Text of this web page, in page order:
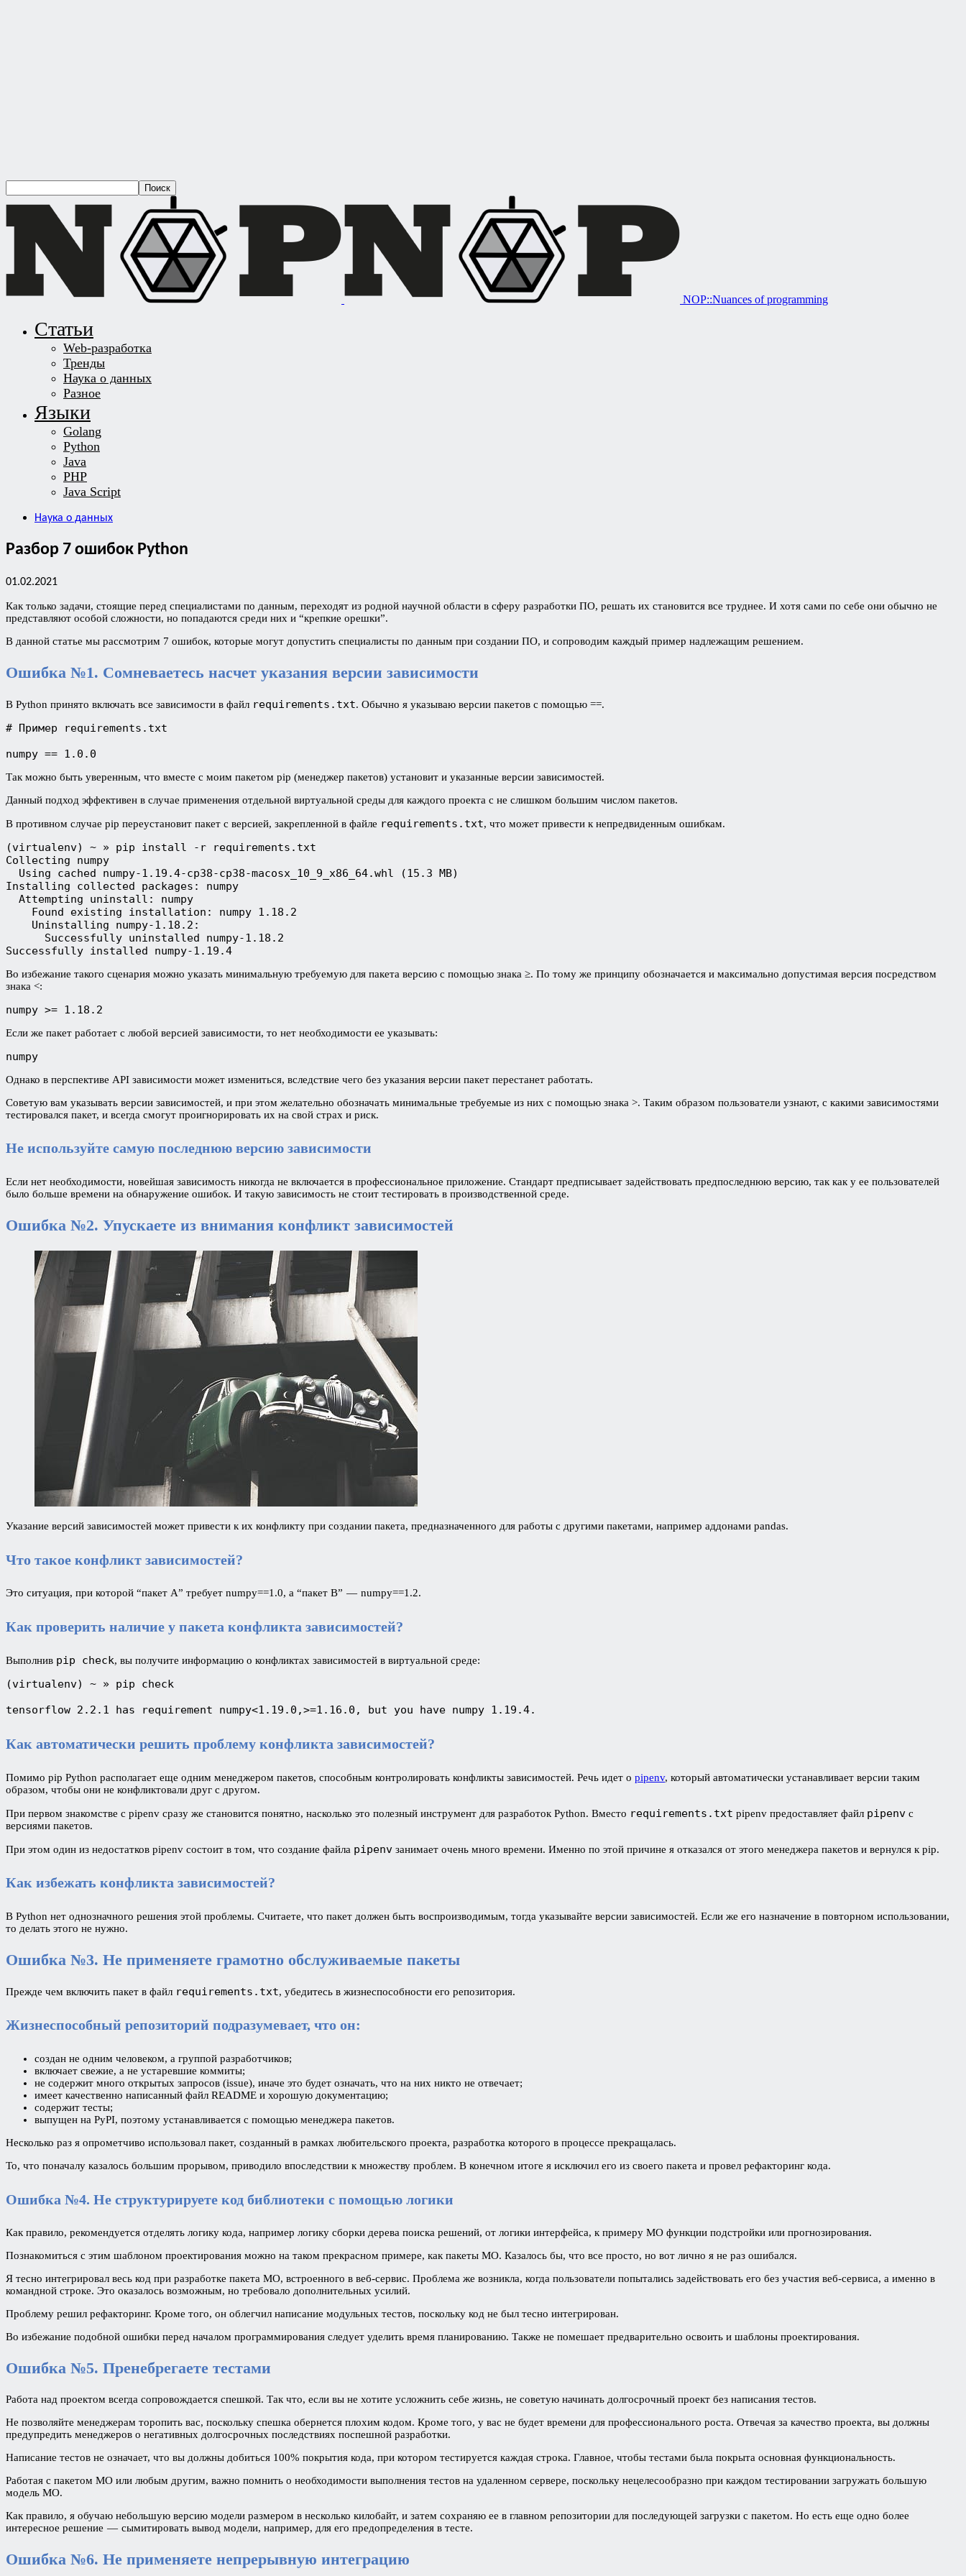
NOP::Nuances of programming
Статьи
Web-разработка
Тренды
Наука о данных
Разное
Языки
Golang
Python
Java
PHP
Java Script
Наука о данных
Разбор 7 ошибок Python
01.02.2021
Как только задачи, стоящие перед специалистами по данным, переходят из родной научной области в сферу разработки ПО, решать их становится все труднее. И хотя сами по себе они обычно не
представляют особой сложности, но попадаются среди них и “крепкие орешки”.
В данной статье мы рассмотрим 7 ошибок, которые могут допустить специалисты по данным при создании ПО, и сопроводим каждый пример надлежащим решением.
Ошибка №1. Сомневаетесь насчет указания версии зависимости
В Python принято включать все зависимости в файл requirements.txt. Обычно я указываю версии пакетов с помощью ==.
# Пример requirements.txt
numpy == 1.0.0
Так можно быть уверенным, что вместе с моим пакетом pip (менеджер пакетов) установит и указанные версии зависимостей.
Данный подход эффективен в случае применения отдельной виртуальной среды для каждого проекта с не слишком большим числом пакетов.
В противном случае pip переустановит пакет с версией, закрепленной в файле requirements.txt, что может привести к непредвиденным ошибкам.
(virtualenv) ~ » pip install -r requirements.txt
Collecting numpy
  Using cached numpy-1.19.4-cp38-cp38-macosx_10_9_x86_64.whl (15.3 MB)
Installing collected packages: numpy
  Attempting uninstall: numpy
    Found existing installation: numpy 1.18.2
    Uninstalling numpy-1.18.2:
      Successfully uninstalled numpy-1.18.2
Successfully installed numpy-1.19.4
Во избежание такого сценария можно указать минимальную требуемую для пакета версию с помощью знака ≥. По тому же принципу обозначается и максимально допустимая версия посредством
знака <:
numpy >= 1.18.2
Если же пакет работает с любой версией зависимости, то нет необходимости ее указывать:
numpy
Однако в перспективе API зависимости может измениться, вследствие чего без указания версии пакет перестанет работать.
Советую вам указывать версии зависимостей, и при этом желательно обозначать минимальные требуемые из них с помощью знака >. Таким образом пользователи узнают, с какими зависимостями
тестировался пакет, и всегда смогут проигнорировать их на свой страх и риск.
Не используйте самую последнюю версию зависимости
Если нет необходимости, новейшая зависимость никогда не включается в профессиональное приложение. Стандарт предписывает задействовать предпоследнюю версию, так как у ее пользователей
было больше времени на обнаружение ошибок. И такую зависимость не стоит тестировать в производственной среде.
Ошибка №2. Упускаете из внимания конфликт зависимостей
Указание версий зависимостей может привести к их конфликту при создании пакета, предназначенного для работы с другими пакетами, например аддонами pandas.
Что такое конфликт зависимостей?
Это ситуация, при которой “пакет А” требует numpy==1.0, а “пакет В” — numpy==1.2.
Как проверить наличие у пакета конфликта зависимостей?
Выполнив pip check, вы получите информацию о конфликтах зависимостей в виртуальной среде:
(virtualenv) ~ » pip check
tensorflow 2.2.1 has requirement numpy<1.19.0,>=1.16.0, but you have numpy 1.19.4.
Как автоматически решить проблему конфликта зависимостей?
Помимо рip Python располагает еще одним менеджером пакетов, способным контролировать конфликты зависимостей. Речь идет о pipenv, который автоматически устанавливает версии таким
образом, чтобы они не конфликтовали друг с другом.
При первом знакомстве с pipenv сразу же становится понятно, насколько это полезный инструмент для разработок Python. Вместо requirements.txt pipenv предоставляет файл pipenv с
версиями пакетов.
При этом один из недостатков pipenv состоит в том, что создание файла pipenv занимает очень много времени. Именно по этой причине я отказался от этого менеджера пакетов и вернулся к pip.
Как избежать конфликта зависимостей?
В Python нет однозначного решения этой проблемы. Считаете, что пакет должен быть воспроизводимым, тогда указывайте версии зависимостей. Если же его назначение в повторном использовании,
то делать этого не нужно.
Ошибка №3. Не применяете грамотно обслуживаемые пакеты
Прежде чем включить пакет в файл requirements.txt, убедитесь в жизнеспособности его репозитория.
Жизнеспособный репозиторий подразумевает, что он:
создан не одним человеком, а группой разработчиков;
включает свежие, а не устаревшие коммиты;
не содержит много открытых запросов (issue), иначе это будет означать, что на них никто не отвечает;
имеет качественно написанный файл README и хорошую документацию;
содержит тесты;
выпущен на PyPI, поэтому устанавливается с помощью менеджера пакетов.
Несколько раз я опрометчиво использовал пакет, созданный в рамках любительского проекта, разработка которого в процессе прекращалась.
То, что поначалу казалось большим прорывом, приводило впоследствии к множеству проблем. В конечном итоге я исключил его из своего пакета и провел рефакторинг кода.
Ошибка №4. Не структурируете код библиотеки с помощью логики
Как правило, рекомендуется отделять логику кода, например логику сборки дерева поиска решений, от логики интерфейса, к примеру МО функции подстройки или прогнозирования.
Познакомиться с этим шаблоном проектирования можно на таком прекрасном примере, как пакеты МО. Казалось бы, что все просто, но вот лично я не раз ошибался.
Я тесно интегрировал весь код при разработке пакета МО, встроенного в веб-сервис. Проблема же возникла, когда пользователи попытались задействовать его без участия веб-сервиса, а именно в
командной строке. Это оказалось возможным, но требовало дополнительных усилий.
Проблему решил рефакторинг. Кроме того, он облегчил написание модульных тестов, поскольку код не был тесно интегрирован.
Во избежание подобной ошибки перед началом программирования следует уделить время планированию. Также не помешает предварительно освоить и шаблоны проектирования.
Ошибка №5. Пренебрегаете тестами
Работа над проектом всегда сопровождается спешкой. Так что, если вы не хотите усложнить себе жизнь, не советую начинать долгосрочный проект без написания тестов.
Не позволяйте менеджерам торопить вас, поскольку спешка обернется плохим кодом. Кроме того, у вас не будет времени для профессионального роста. Отвечая за качество проекта, вы должны
предупредить менеджеров о негативных долгосрочных последствиях поспешной разработки.
Написание тестов не означает, что вы должны добиться 100% покрытия кода, при котором тестируется каждая строка. Главное, чтобы тестами была покрыта основная функциональность.
Работая с пакетом МО или любым другим, важно помнить о необходимости выполнения тестов на удаленном сервере, поскольку нецелесообразно при каждом тестировании загружать большую
модель МО.
Как правило, я обучаю небольшую версию модели размером в несколько килобайт, и затем сохраняю ее в главном репозитории для последующей загрузки с пакетом. Но есть еще одно более
интересное решение — сымитировать вывод модели, например, для его предопределения в тесте.
Ошибка №6. Не применяете непрерывную интеграцию